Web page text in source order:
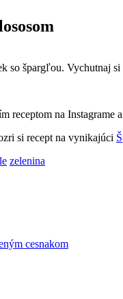
so špargľou. Vychutnaj
receptom na Instagrame
si recept na vynikajúci
zelenina
cesnakom